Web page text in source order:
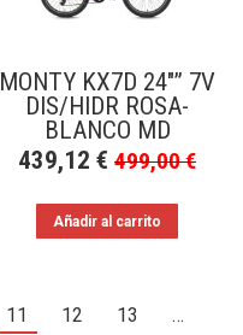
MONTY KX7D 24″” 7V
DIS/HIDR ROSA-
BLANCO MD
439,12 € 499,00€
Añadir al carrito
11 12 13
…